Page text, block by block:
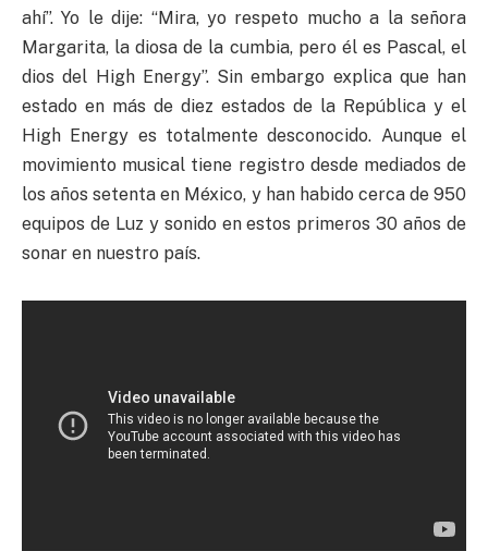
ahí”. Yo le dije: “Mira, yo respeto mucho a la señora
Margarita, la diosa de la cumbia, pero él es Pascal, el
dios del High Energy”. Sin embargo explica que han
estado en más de diez estados de la República y el
High Energy es totalmente desconocido. Aunque el
movimiento musical tiene registro desde mediados de
los años setenta en México, y han habido cerca de 950
equipos de Luz y sonido en estos primeros 30 años de
sonar en nuestro país.